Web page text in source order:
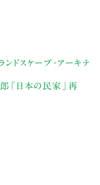
スケープ・アーキテ
郎「日本の民家」再